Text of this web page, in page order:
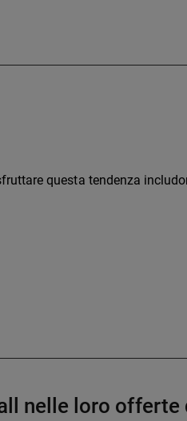
questa tendenza
nelle loro offerte